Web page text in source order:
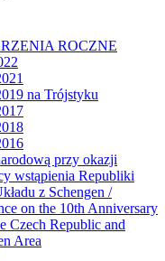
ROCZNE
na Trójstyku
przy okazji
wstąpienia Republiki
z Schengen /
on the 10th Anniversary
Czech Republic and
Area